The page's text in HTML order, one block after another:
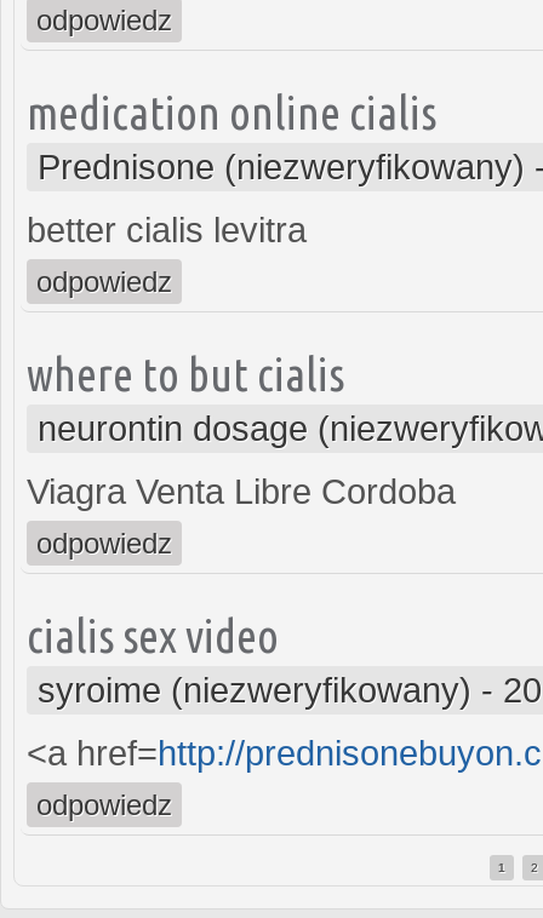
odpowiedz
medication online cialis
Prednisone (niezweryfikowany)
better cialis levitra
odpowiedz
where to but cialis
neurontin dosage
Viagra Venta Libre Cordoba
odpowiedz
cialis sex video
syroime (niezweryfikowany) -
<a href=http://
odpowiedz
1 2